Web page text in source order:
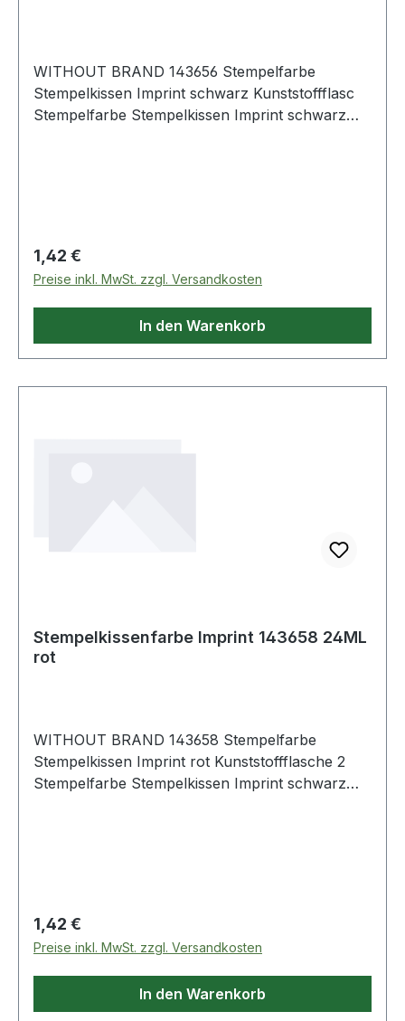
WITHOUT BRAND 143656 Stempelfarbe
Stempelkissen Imprint schwarz Kunststoffflasc
Stempelfarbe Stempelkissen Imprint schwarz
Regulärer Preis:
1,42 €
Preise inkl. MwSt. zzgl. Versandkosten
In den Warenkorb
Stempelkissenfarbe Imprint 143658 24ML
rot
WITHOUT BRAND 143658 Stempelfarbe
Stempelkissen Imprint rot Kunststoffflasche 2
Stempelfarbe Stempelkissen Imprint schwarz
Regulärer Preis:
1,42 €
Preise inkl. MwSt. zzgl. Versandkosten
In den Warenkorb